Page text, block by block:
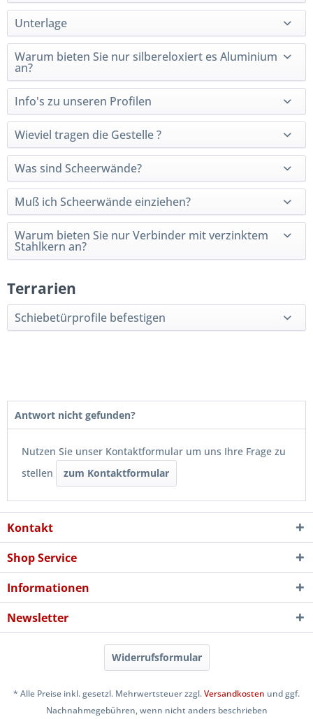
Unterlage
Warum bieten Sie nur silbereloxiert es Aluminium
an?
Info's zu unseren Profilen
Wieviel tragen die Gestelle ?
Was sind Scheerwände?
Muß ich Scheerwände einziehen?
Warum bieten Sie nur Verbinder mit verzinktem
Stahlkern an?
Terrarien
Schiebetürprofile befestigen
Antwort nicht gefunden?
Nutzen Sie unser Kontaktformular um uns Ihre Frage zu
stellen
zum Kontaktformular
Kontakt
Shop Service
Informationen
Newsletter
Widerrufsformular
* Alle Preise inkl. gesetzl. Mehrwertsteuer zzgl.Versandkosten und ggf.
Nachnahmegebühren, wenn nicht anders beschrieben